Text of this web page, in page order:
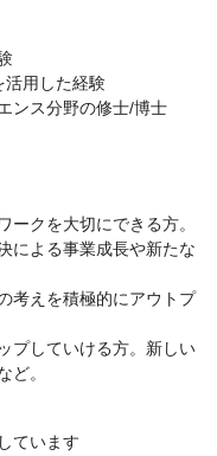
活用した経験
ンス分野の修士/博士
ークを大切にできる方。
による事業成長や新たな
考えを積極的にアウトプ
プしていける方。新しい
ど。
ています